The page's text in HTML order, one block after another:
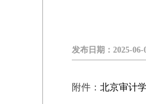
发布日期： 2025-06-
附件： 北京审计